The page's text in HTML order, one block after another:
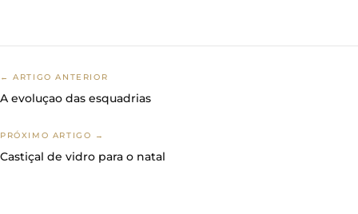
← ARTIGO ANTERIOR
A evoluçao das esquadrias
PRÓXIMO ARTIGO →
Castiçal de vidro para o natal